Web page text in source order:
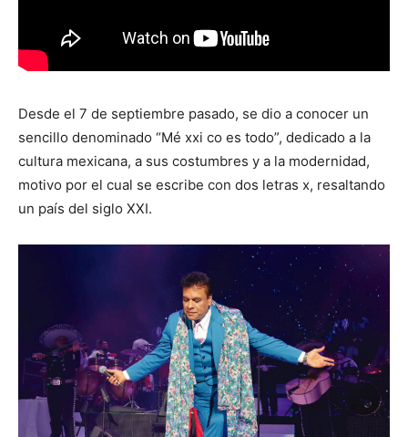
Desde el 7 de septiembre pasado, se dio a conocer un
sencillo denominado “Mé xxi co es todo”, dedicado a la
cultura mexicana, a sus costumbres y a la modernidad,
motivo por el cual se escribe con dos letras x, resaltando
un país del siglo XXI.